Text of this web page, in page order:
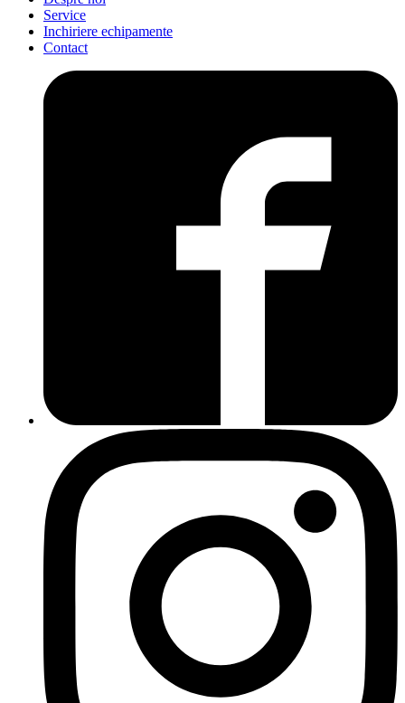
Service
Inchiriere echipamente
Contact